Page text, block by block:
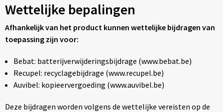
Wettelijke bepalingen
Afhankelijk van het product kunnen wettelijke bijdragen van
toepassing zijn voor:
Bebat: batterijverwijderingsbijdrage (www.bebat.be)
Recupel: recyclagebijdrage (www.recupel.be)
Auvibel: kopieervergoeding (www.auvibel.be)
Deze bijdragen worden volgens de wettelijke vereisten op de